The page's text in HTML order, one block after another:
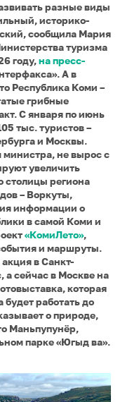
разные виды
историко-
сообщила Мария
туризма
году,на пресс-
А в
Республика Коми –
грибные
С января по июнь
тыс. туристов –
и Москвы.
министра, не вырос с
увеличить
столицы региона
– Воркуты,
информации о
в самой Коми и
«КомиЛето»,
и маршруты.
в Санкт-
а сейчас в Москве на
которая
работать до
о природе,
Маньпупунёр,
парке «Югыд ва».